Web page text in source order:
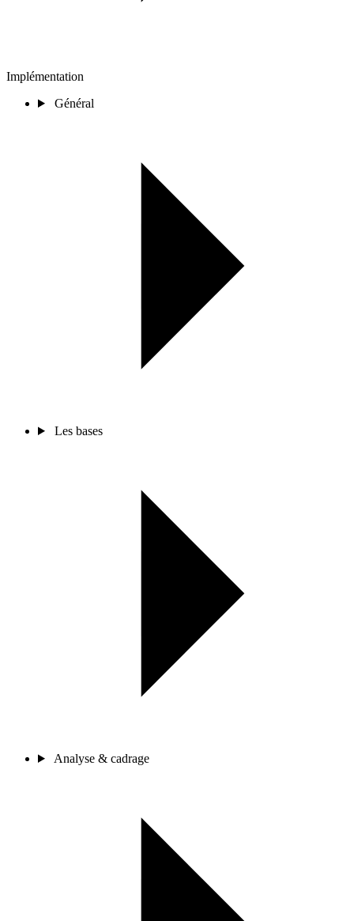
Implémentation
Général
Les bases
Analyse & cadrage